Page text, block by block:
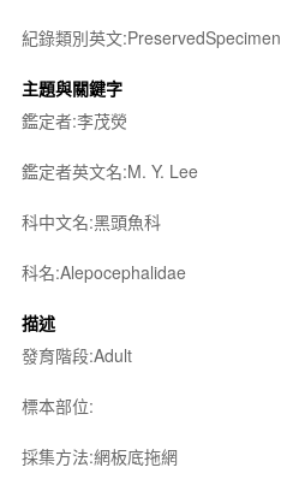
紀錄類別英文:PreservedSpecimen
主題與關鍵字
鑑定者:李茂熒
鑑定者英文名:M. Y. Lee
科中文名:黑頭魚科
科名:Alepocephalidae
描述
發育階段:Adult
標本部位:
採集方法:網板底拖網